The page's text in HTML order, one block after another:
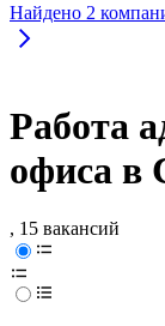
Найдено 2
Работа
офиса в
, 15 вакансий